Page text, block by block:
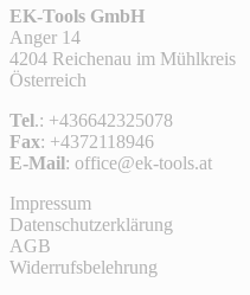
EK-Tools GmbH
Anger 14
4204 Reichenau im Mühlkreis
Österreich
Tel.: +436642325078
Fax: +4372118946
E-Mail: office@ek-tools.at
Impressum
Datenschutzerklärung
AGB
Widerrufsbelehrung